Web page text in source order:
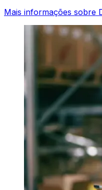
Mais informações sobre